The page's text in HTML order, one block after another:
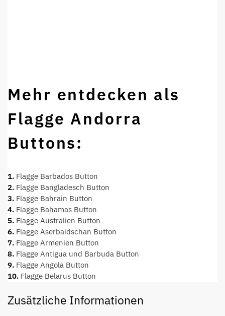
Mehr entdecken als
Flagge Andorra
Buttons:
1. Flagge Barbados Button
2. Flagge Bangladesch Button
3. Flagge Bahrain Button
4. Flagge Bahamas Button
5. Flagge Australien Button
6. Flagge Aserbaidschan Button
7. Flagge Armenien Button
8. Flagge Antigua und Barbuda Button
9. Flagge Angola Button
10. Flagge Belarus Button
Zusätzliche Informationen